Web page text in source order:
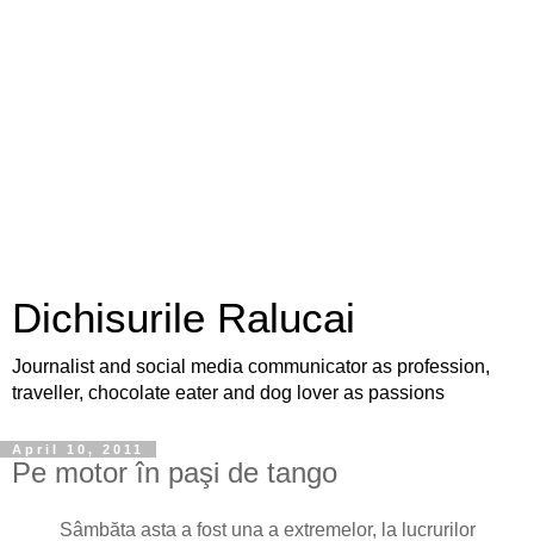
Dichisurile Ralucai
Journalist and social media communicator as profession,
traveller, chocolate eater and dog lover as passions
April 10, 2011
Pe motor în paşi de tango
Sâmbăta asta a fost una a extremelor, la lucrurilor